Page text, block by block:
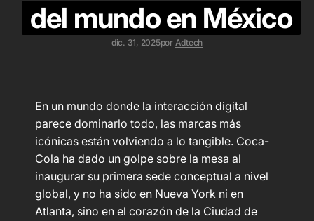
del mundo en México
dic. 31, 2025por Adtech
En un mundo donde la interacción digital
parece dominarlo todo, las marcas más
icónicas están volviendo a lo tangible. Coca-
Cola ha dado un golpe sobre la mesa al
inaugurar su primera sede conceptual a nivel
global, y no ha sido en Nueva York ni en
Atlanta, sino en el corazón de la Ciudad de